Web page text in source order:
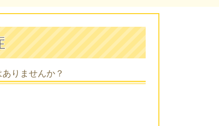
りませんか？